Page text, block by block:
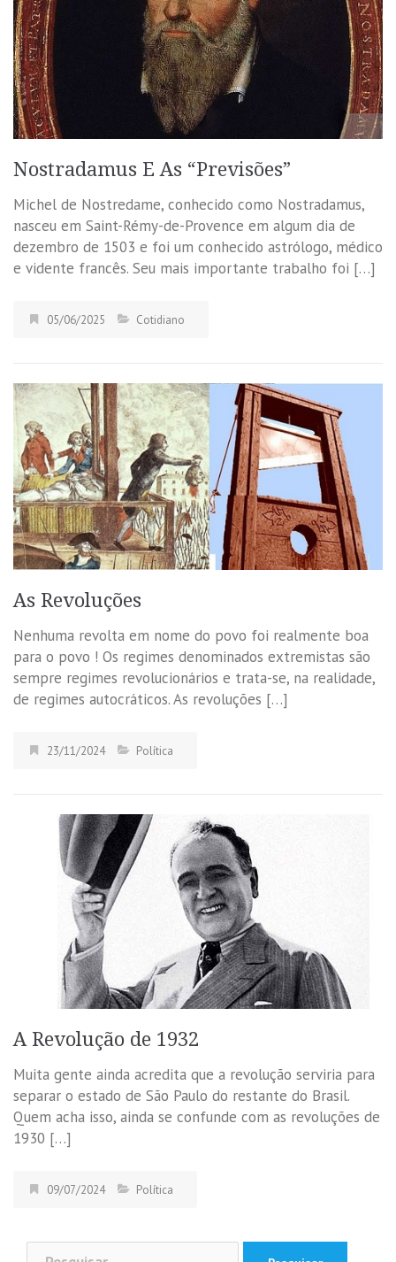
Nostradamus E As “Previsões”
Michel de Nostredame, conhecido como Nostradamus,
nasceu em Saint-Rémy-de-Provence em algum dia de
dezembro de 1503 e foi um conhecido astrólogo, médico
e vidente francês. Seu mais importante trabalho foi […]
05/06/2025 Cotidiano
As Revoluções
Nenhuma revolta em nome do povo foi realmente boa
para o povo ! Os regimes denominados extremistas são
sempre regimes revolucionários e trata-se, na realidade,
de regimes autocráticos. As revoluções […]
23/11/2024 Política
A Revolução de 1932
Muita gente ainda acredita que a revolução serviria para
separar o estado de São Paulo do restante do Brasil.
Quem acha isso, ainda se confunde com as revoluções de
1930 […]
09/07/2024 Política